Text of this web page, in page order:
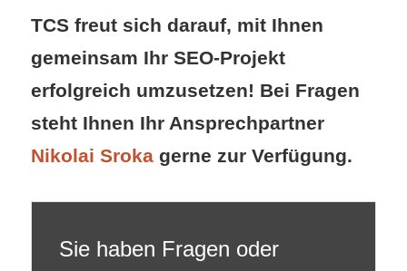
TCS freut sich darauf, mit Ihnen
gemeinsam Ihr SEO-Projekt
erfolgreich umzusetzen! Bei Fragen
steht Ihnen Ihr Ansprechpartner
Nikolai Srokagerne zur Verfügung.
Sie haben Fragen oder